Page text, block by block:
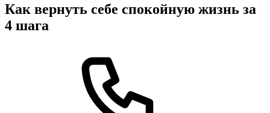
Как вернуть себе спокойную жизнь за
4 шага